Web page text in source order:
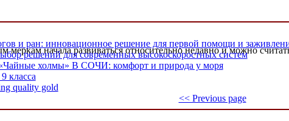
меркам начала развиваться относительно недавно и можно
и ран: инновационное решение для первой помощи и
решений для современных высокоскоростных систем
холмы» В СОЧИ: комфорт и природа у моря
класса
quality gold
<< Previous page